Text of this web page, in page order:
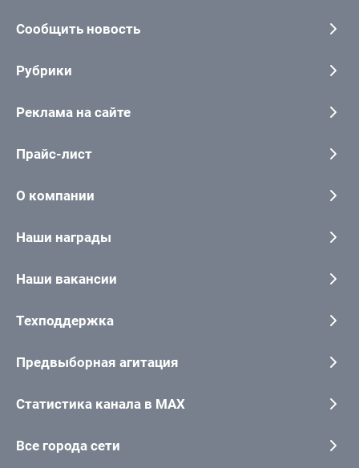
Сообщить новость
Рубрики
Реклама на сайте
Прайс-лист
О компании
Наши награды
Наши вакансии
Техподдержка
Предвыборная агитация
Статистика канала в MAX
Все города сети